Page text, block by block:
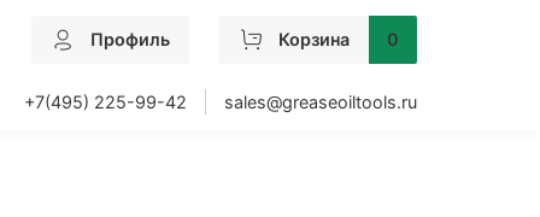
Профиль Корзина 0
+7(495) 225-99-42 sales@greaseoiltools.ru